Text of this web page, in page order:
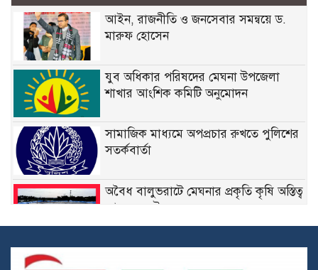
আইন, রাজনীতি ও জনসেবার সমন্বয়ে ড.
মারুফ হোসেন
যুব অধিকার পরিষদের মেঘনা উপজেলা
শাখার আংশিক কমিটি অনুমোদন
সামাজিক মাধ্যমে অপপ্রচার রুখতে পুলিশের
সতর্কবার্তা
অবৈধ বালুভরাটে মেঘনার প্রকৃতি কৃষি অস্তিত্ব
আজ সংকটে
দায়িত্বে নিষ্ঠা, সাফল্যে স্বীকৃতি: মেঘনা থানার